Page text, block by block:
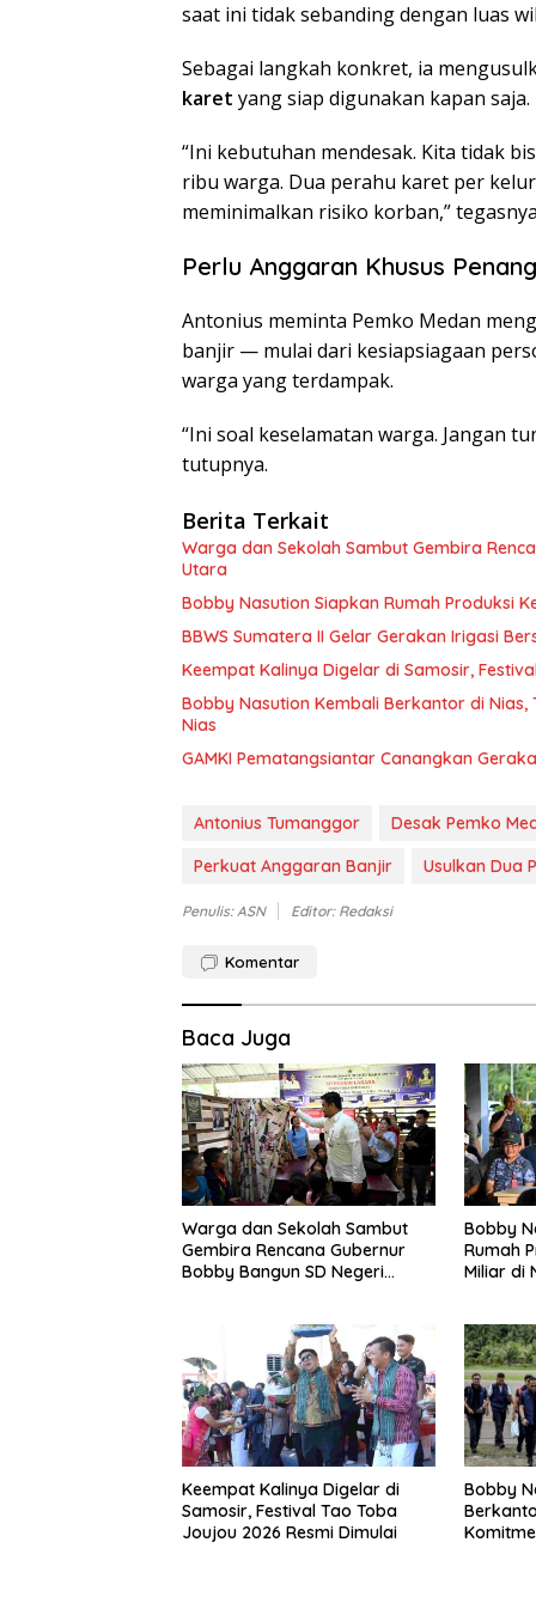
saat ini tidak sebanding dengan luas
Sebagai langkah konkret, ia
karet yang siap digunakan kapan saja.
“Ini kebutuhan mendesak. Kita tidak
ribu warga. Dua perahu karet per
meminimalkan risiko korban,”
Perlu Anggaran Khusus
Antonius meminta Pemko Medan
banjir — mulai dari kesiapsiagaan
warga yang terdampak.
“Ini soal keselamatan warga. Jangan
tutupnya.
Berita Terkait
Warga dan Sekolah Sambut Gembira
Utara
Bobby Nasution Siapkan Rumah Produksi
BBWS Sumatera II Gelar Gerakan Irigasi
Keempat Kalinya Digelar di Samosir,
Bobby Nasution Kembali Berkantor di
Nias
GAMKI Pematangsiantar Canangkan
Antonius Tumanggor Desak Pemko
Perkuat Anggaran Banjir
Usulkan Dua
Penulis: ASN Editor: Redaksi
Komentar
Baca Juga
Warga dan Sekolah Sambut
Gembira Rencana Gubernur
Bobby Bangun SD Negeri
Bobby
Rumah
Miliar di
Keempat Kalinya Digelar di
Samosir, Festival Tao Toba
Joujou 2026 Resmi Dimulai
Bobby